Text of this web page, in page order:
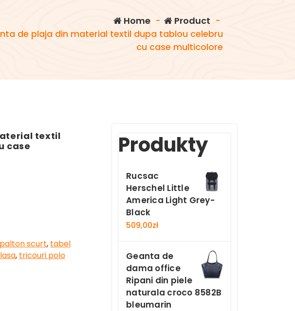
Home - Product -
de plaja din material textil dupa tablou celebru
cu case multicolore
textil
case
palton scurt, tabel
, tricouri polo
Produkty
Rucsac
Herschel Little
America Light Grey-
Black
509,00zł
Geanta de
dama office
Ripani din piele
naturala croco 8582B
bleumarin